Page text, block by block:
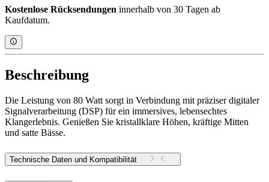
Kostenlose Rücksendungen innerhalb von 30 Tagen ab
Kaufdatum.
Beschreibung
Die Leistung von 80 Watt sorgt in Verbindung mit präziser digitaler
Signalverarbeitung (DSP) für ein immersives, lebensechtes
Klangerlebnis. Genießen Sie kristallklare Höhen, kräftige Mitten
und satte Bässe.
Technische Daten und Kompatibilität